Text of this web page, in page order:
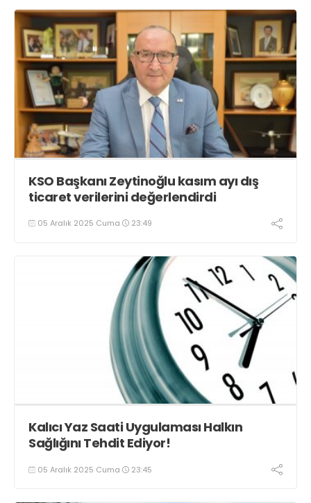
KSO Başkanı Zeytinoğlu kasım ayı dış
ticaret verilerini değerlendirdi
05 Aralık 2025 Cuma 23:49
Kalıcı Yaz Saati Uygulaması Halkın
Sağlığını Tehdit Ediyor!
05 Aralık 2025 Cuma 23:45